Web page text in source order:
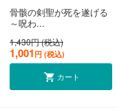
骨骸の剣聖が死を遂げる
～呪わ...
1,430円 (税込)
1,001 円 (税込)
カート